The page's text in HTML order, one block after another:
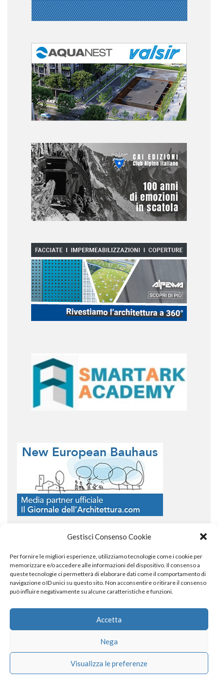
Gestisci Consenso Cookie
Per fornire le migliori esperienze, utilizziamo tecnologie come i cookie per
memorizzare e/o accedere alle informazioni del dispositivo. Il consenso a
queste tecnologie ci permetterà di elaborare dati come il comportamento di
navigazione o ID unici su questo sito. Non acconsentire o ritirare il consenso
può influire negativamente su alcune caratteristiche e funzioni.
Accetta
Nega
Visualizza le preferenze
COPYRIGHT
© TheArchitecturalPost 2024
SOCIAL NETWORK
facebookinstagram